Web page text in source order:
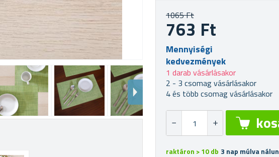
1065 Ft
763 Ft
Mennyiségi
kedvezmények
1 darab vásárlásakor
2 - 3 csomag vásárlásakor
4 és több csomag vásárlásakor
raktáron > 10 db 3 nap múlva